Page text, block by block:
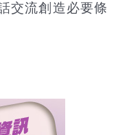
交流創造必要條